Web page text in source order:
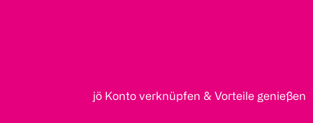
jö Konto verknüpfen & Vorteile genießen